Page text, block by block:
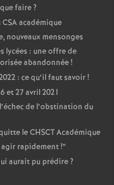
r
é
O
r
l
faire?
académique
nouveaux mensonges
lycées : une offre de
abandonnée!
: ce qu’il faut savoir!
et 27 avril 2021
de l’obstination du
le CHSCT Académique
agir rapidement!”
aurait pu prédire?